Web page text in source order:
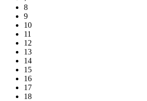
8
9
10
11
12
13
14
15
16
17
18